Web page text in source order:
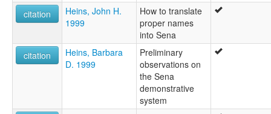
citation
Heins, John H.
1999
How to translate
proper names
into Sena
citation
Heins, Barbara
D. 1999
Preliminary
observations on
the Sena
demonstrative
system